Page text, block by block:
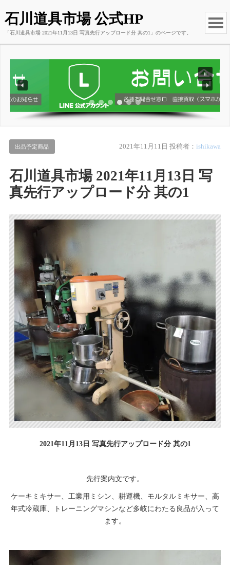
石川道具市場 公式HP
「石川道具市場 2021年11月13日 写真先行アップロード分 其の1」のページです。
出品予定商品 2021年11月11日 投稿者：ishikawa
石川道具市場 2021年11月13日 写
真先行アップロード分 其の1
2021年11月13日 写真先行アップロード分 其の1
先行案内文です。
ケーキミキサー、工業用ミシン、耕運機、モルタルミキサー、高
年式冷蔵庫、トレーニングマシンなど多岐にわたる良品が入って
ます。